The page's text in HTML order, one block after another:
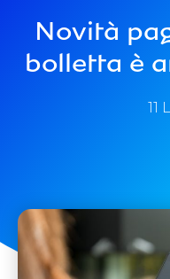
Novità
bolletta è
11